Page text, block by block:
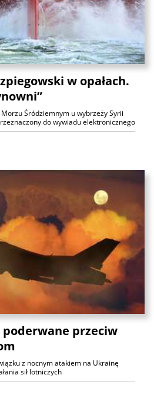
w opałach.
Morzu Śródziemnym u wybrzeży Syrii
do wywiadu elektronicznego
poderwane przeciw
z nocnym atakiem na Ukrainę
sił lotniczych